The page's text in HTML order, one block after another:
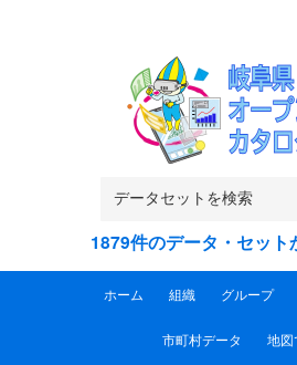
1879件のデータ・セット
ホーム 組織 グループ
市町村データ 地図